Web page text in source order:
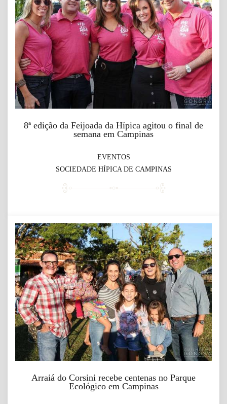
8ª edição da Feijoada da Hípica agitou o final de
semana em Campinas
EVENTOS
SOCIEDADE HÍPICA DE CAMPINAS
Arraiá do Corsini recebe centenas no Parque
Ecológico em Campinas